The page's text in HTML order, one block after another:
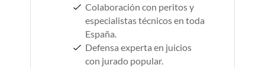
Colaboración con peritos y
especialistas técnicos en toda
España.
Defensa experta en juicios
con jurado popular.